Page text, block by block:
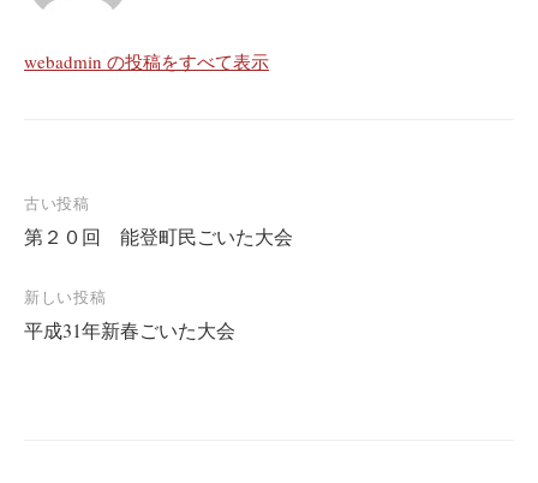
webadmin の投稿をすべて表示
投
稿
ナ
ビ
ゲ
古い投稿
第２０回 能登町民ごいた大会
新しい投稿
平成31年新春ごいた大会